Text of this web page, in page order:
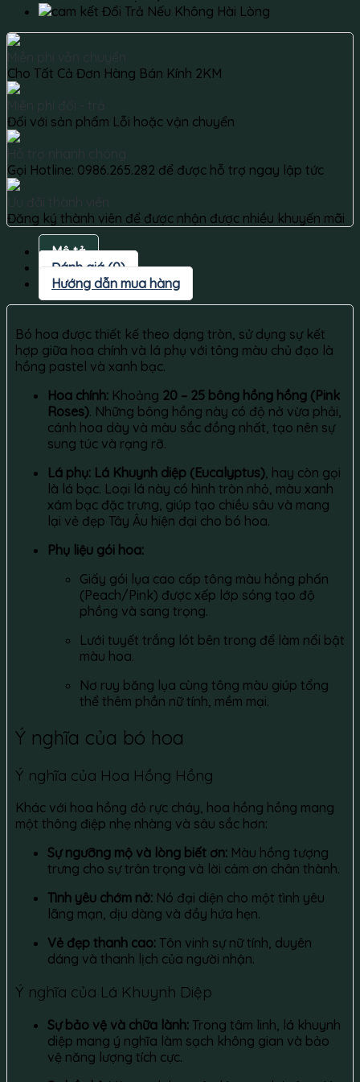
Đổi Trả Nếu Không Hài Lòng
Cho Tất Cả Đơn Hàng Bán Kính 2KM
Đối với sản phẩm Lỗi hoặc vận chuyển
Gọi Hotline: 0986.265.282 để được hỗ trợ ngay lập tức
Đăng ký thành viên để được nhận được nhiều khuyến mãi
Mô tả
Đánh giá (0)
Hướng dẫn mua hàng
Bó hoa được thiết kế theo dạng tròn, sử dụng sự kết
hợp giữa hoa chính và lá phụ với tông màu chủ đạo là
hồng pastel và xanh bạc.
Hoa chính: Khoảng 20 – 25 bông hồng hồng (Pink
Roses). Những bông hồng này có độ nở vừa phải,
cánh hoa dày và màu sắc đồng nhất, tạo nên sự
sung túc và rạng rỡ.
Lá phụ: Lá Khuynh diệp (Eucalyptus) , hay còn gọi
là lá bạc. Loại lá này có hình tròn nhỏ, màu xanh
xám bạc đặc trưng, giúp tạo chiều sâu và mang
lại vẻ đẹp Tây Âu hiện đại cho bó hoa.
Phụ liệu gói hoa:
Giấy gói lụa cao cấp tông màu hồng phấn
(Peach/Pink) được xếp lớp sóng tạo độ
phồng và sang trọng.
Lưới tuyết trắng lót bên trong để làm nổi bật
màu hoa.
Nơ ruy băng lụa cùng tông màu giúp tổng
thể thêm phần nữ tính, mềm mại.
Ý nghĩa của bó hoa
Ý nghĩa của Hoa Hồng Hồng
Khác với hoa hồng đỏ rực cháy, hoa hồng hồng mang
một thông điệp nhẹ nhàng và sâu sắc hơn:
Sự ngưỡng mộ và lòng biết ơn: Màu hồng tượng
trưng cho sự trân trọng và lời cảm ơn chân thành.
Tình yêu chớm nở: Nó đại diện cho một tình yêu
lãng mạn, dịu dàng và đầy hứa hẹn.
Vẻ đẹp thanh cao: Tôn vinh sự nữ tính, duyên
dáng và thanh lịch của người nhận.
Ý nghĩa của Lá Khuynh Diệp
Sự bảo vệ và chữa lành: Trong tâm linh, lá khuynh
diệp mang ý nghĩa làm sạch không gian và bảo
vệ năng lượng tích cực.